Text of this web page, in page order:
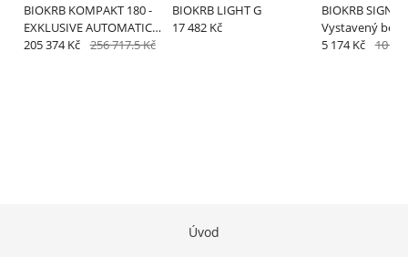
BIOKRB KOMPAKT 180 -
EXKLUSIVE AUTOMATIC
WIDE
205 374 Kč 256 717.5 Kč
BIOKRB LIGHT G
17 482 Kč
BIOKRB SIGNA
Vystavený bez
odber v
5 174 Kč 10
Úvod